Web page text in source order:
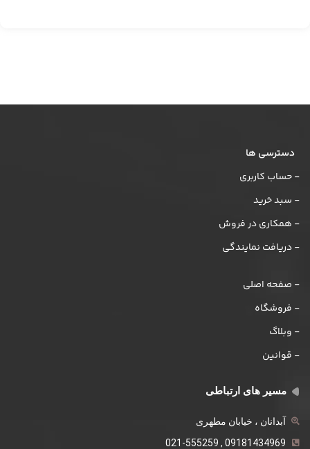
دسترسی ها
- حساب کاربری
- سبد خرید
- همکاری در فروش
- دریافت نمایندگی
- صفحه اصلی
- فروشگاه
- وبلاگ
- قوانین
مسیر های ارتباطی
آبدانان ، خیابان مطهری
09181434969 , 021-555259